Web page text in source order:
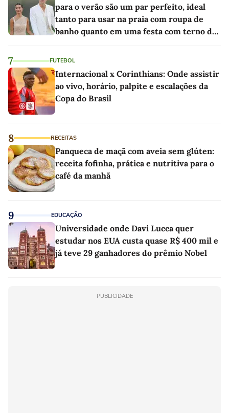
para o verão são um par perfeito, ideal
tanto para usar na praia com roupa de
banho quanto em uma festa com terno de
7 FUTEBOL
Internacional x Corinthians: Onde assistir
ao vivo, horário, palpite e escalações da
Copa do Brasil
8 RECEITAS
Panqueca de maçã com aveia sem glúten:
receita fofinha, prática e nutritiva para o
café da manhã
9 EDUCAÇÃO
Universidade onde Davi Lucca quer
estudar nos EUA custa quase R$ 400 mil e
já teve 29 ganhadores do prêmio Nobel
PUBLICIDADE